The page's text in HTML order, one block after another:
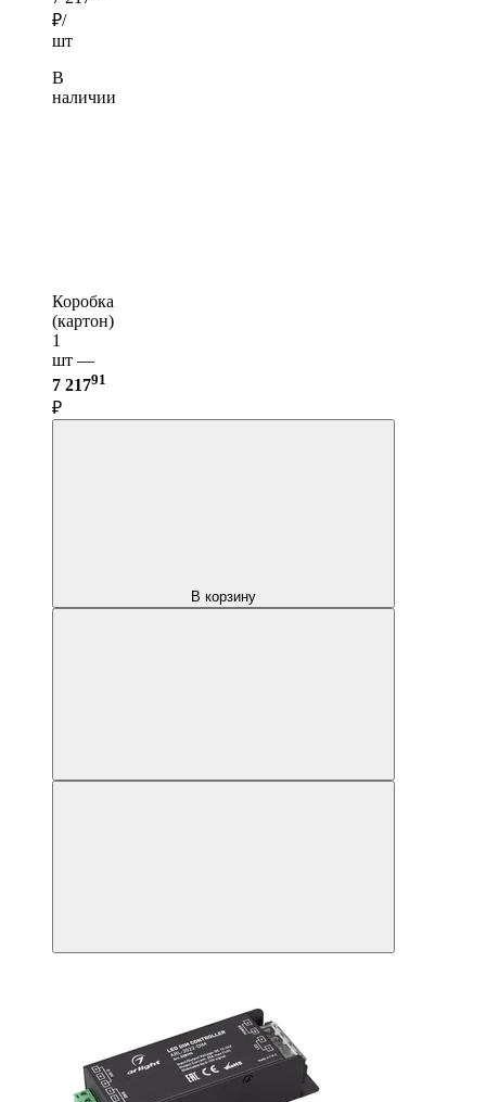
₽/
шт
В
наличии
Коробка
(картон)
1
шт —
7 21791
₽
В корзину